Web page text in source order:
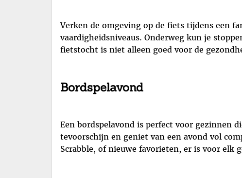
Verken de omgeving op de fiets tijdens een
vaardigheidsniveaus. Onderweg kun je
fietstocht is niet alleen goed voor de
Bordspelavond
Een bordspelavond is perfect voor gezinnen
tevoorschijn en geniet van een avond vol
Scrabble, of nieuwe favorieten, er is voor elk